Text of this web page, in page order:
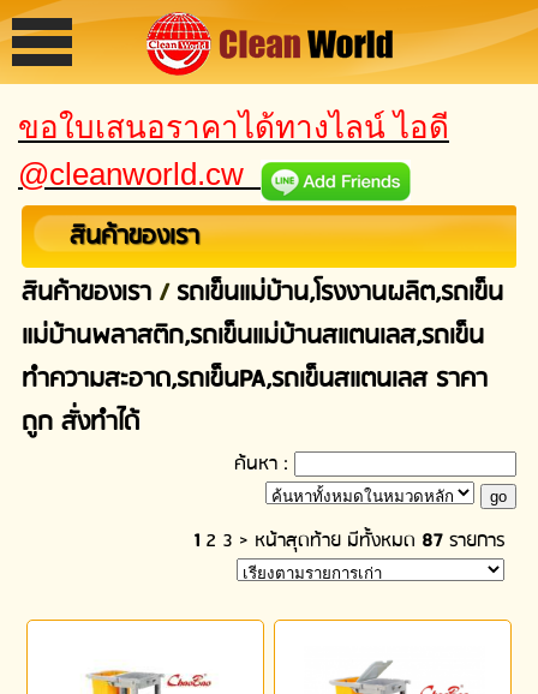
ขอใบเสนอราคาได้ทางไลน์ ไอดี
@cleanworld.cw
สินค้าของเรา
สินค้าของเรา/รถเข็นแม่บ้าน,โรงงานผลิต,รถเข็น
แม่บ้านพลาสติก,รถเข็นแม่บ้านสแตนเลส,รถเข็น
ทำความสะอาด,รถเข็นPA,รถเข็นสแตนเลส ราคา
ถูก สั่งทำได้
ค้นหา :
1 2 3 > หน้าสุดท้าย มีทั้งหมด 87รายการ